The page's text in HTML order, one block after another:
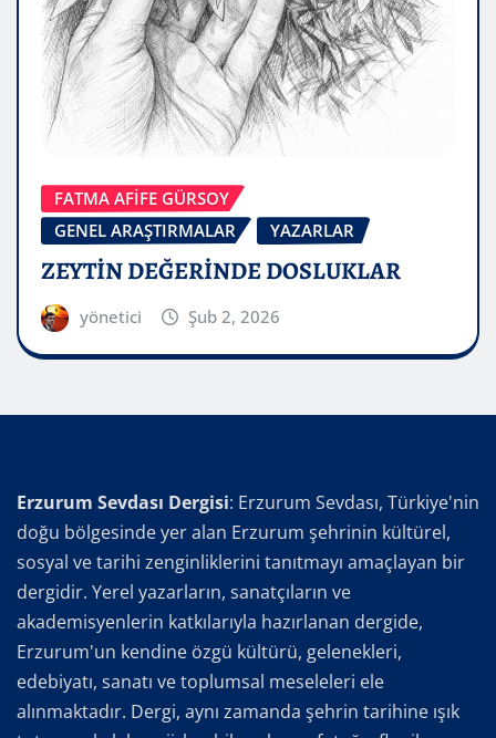
FATMA AFİFE GÜRSOY
GENEL ARAŞTIRMALAR
YAZARLAR
ZEYTİN DEĞERİNDE DOSLUKLAR
yönetici Şub 2, 2026
Erzurum Sevdası Dergisi: Erzurum Sevdası, Türkiye'nin
doğu bölgesinde yer alan Erzurum şehrinin kültürel,
sosyal ve tarihi zenginliklerini tanıtmayı amaçlayan bir
dergidir. Yerel yazarların, sanatçıların ve
akademisyenlerin katkılarıyla hazırlanan dergide,
Erzurum'un kendine özgü kültürü, gelenekleri,
edebiyatı, sanatı ve toplumsal meseleleri ele
alınmaktadır. Dergi, aynı zamanda şehrin tarihine ışık